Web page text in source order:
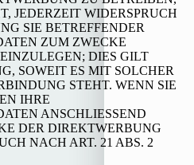
JEDERZEIT WIDERSPRUCH
SIE BETREFFENDER
ZUM ZWECKE
DIES GILT
SOWEIT ES MIT SOLCHER
STEHT. WENN SIE
IHRE
ANSCHLIESSEND
DER DIREKTWERBUNG
NACH ART. 21 ABS. 2